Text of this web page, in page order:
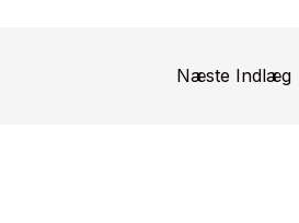
Næste Indlæg